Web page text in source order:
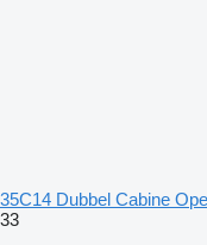
35C14 Dubbel Cabine
33